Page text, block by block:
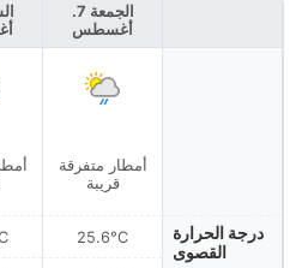
درجة الحرارة
القصوى
الجمعة 7.
أغسطس
أمطار متفرقة
قريبة
25.6°C